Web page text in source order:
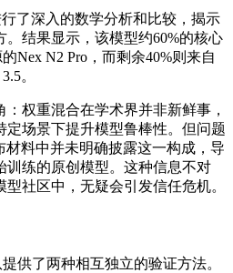
了深入的数学分析和比较，揭示
。结果显示，该模型约60%的核心
Nex N2 Pro，而剩余40%则来自
。
权重混合在学术界并非新鲜事，
定场景下提升模型鲁棒性。但问题
材料中并未明确披露这一构成，导
训练的原创模型。这种信息不对
社区中，无疑会引发信任危机。
供了两种相互独立的验证方法。